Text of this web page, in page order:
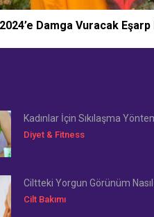
2024’e Damga Vuracak
Kadınlar İçin Sıkılaşma
Diyet & Fitness
Ciltteki Yorgun Görünüm Nasıl
Cilt Bakımı